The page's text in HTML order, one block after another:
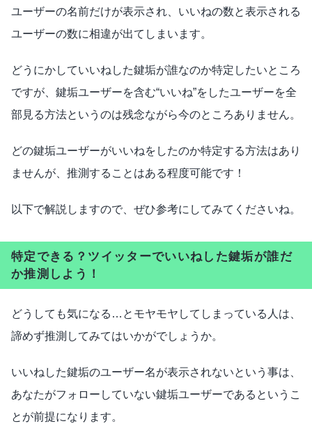
ユーザーの名前だけが表示され、いいねの数と表示される
ユーザーの数に相違が出てしまいます。
どうにかしていいねした鍵垢が誰なのか特定したいところ
ですが、鍵垢ユーザーを含む“いいね”をしたユーザーを全
部見る方法というのは残念ながら今のところありません。
どの鍵垢ユーザーがいいねをしたのか特定する方法はあり
ませんが、推測することはある程度可能です！
以下で解説しますので、ぜひ参考にしてみてくださいね。
特定できる？ツイッターでいいねした鍵垢が誰だ
か推測しよう！
どうしても気になる…とモヤモヤしてしまっている人は、
諦めず推測してみてはいかがでしょうか。
いいねした鍵垢のユーザー名が表示されないという事は、
あなたがフォローしていない鍵垢ユーザーであるというこ
とが前提になります。